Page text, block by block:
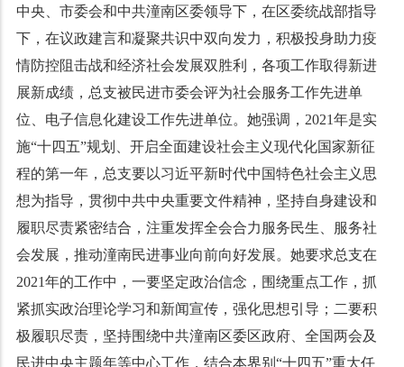
中央、市委会和中共潼南区委领导下，在区委统战部指导
下，在议政建言和凝聚共识中双向发力，积极投身助力疫
情防控阻击战和经济社会发展双胜利，各项工作取得新进
展新成绩，总支被民进市委会评为社会服务工作先进单
位、电子信息化建设工作先进单位。她强调， 2021年是实
施“十四五”规划、开启全面建设社会主义现代化国家新征
程的第一年，总支要以习近平新时代中国特色社会主义思
想为指导，贯彻中共中央重要文件精神，坚持自身建设和
履职尽责紧密结合，注重发挥全会合力服务民生、服务社
会发展，推动潼南民进事业向前向好发展。 她要求总支在
2021年的工作中，一要坚定政治信念，围绕重点工作，抓
紧抓实政治理论学习和新闻宣传，强化思想引导 ；二要积
极履职尽责，坚持围绕中共潼南区委区政府、全国两会及
民进中央主题年等中心工作，结合本界别“十四五”重大任